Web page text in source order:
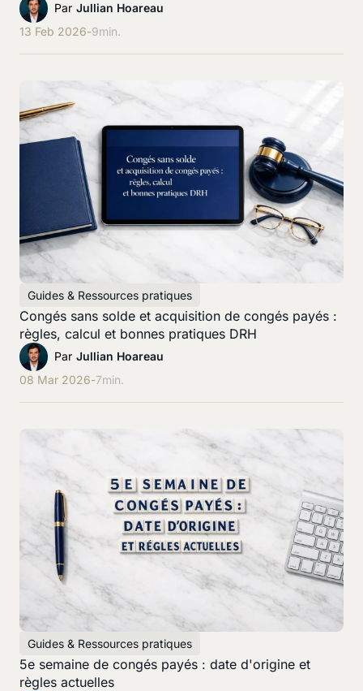
Par Jullian Hoareau
13 Feb 2026-9min.
Guides & Ressources pratiques
Congés sans solde et acquisition de congés payés :
règles, calcul et bonnes pratiques DRH
Par Jullian Hoareau
08 Mar 2026-7min.
Guides & Ressources pratiques
5e semaine de congés payés : date d'origine et
règles actuelles